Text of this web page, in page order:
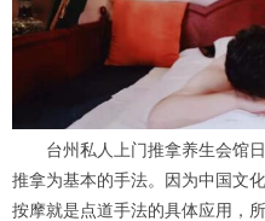
台州私人上门推拿养生会馆日
推拿为基本的手法。因为中国文
按摩就是点道手法的具体应用，